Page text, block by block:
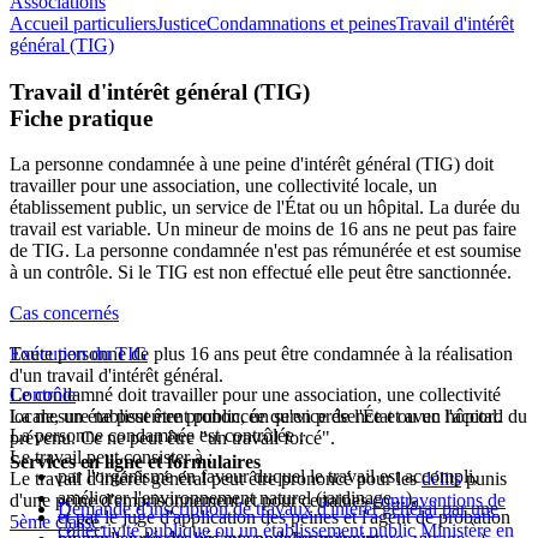
Accueil particuliersJusticeCondamnations et peinesTravail d'intérêt
général (TIG)
Travail d'intérêt général (TIG)
Fiche pratique
La personne condamnée à une peine d'intérêt général (TIG) doit
travailler pour une association, une collectivité locale, un
établissement public, un service de l'État ou un hôpital. La durée du
travail est variable. Un mineur de moins de 16 ans ne peut pas faire
de TIG. La personne condamnée n'est pas rémunérée et est soumise
à un contrôle. Si le TIG est non effectué elle peut être sanctionnée.
Cas concernés
Toute personne de plus 16 ans peut être condamnée à la réalisation
d'un travail d'intérêt général.
La mesure ne peut être prononcée qu'en présence et avec l'accord du
prévenu. Ce ne peut être "un travail forcé".
Le travail d'intérêt général peut être prononcé pour lesdélitspunis
d'une peine d'emprisonnement et pour certainescontraventions de
5ème classe.
Exécution du TIG
Le condamné doit travailler pour une association, une collectivité
locale, un établissement public, un service de l'État ou un hôpital.
Le travail peut consister à :
améliorer l'environnement naturel (jardinage...),
Contrôle
La personne condamnée est contrôlée :
par l'organisme en faveur duquel le travail est accompli,
et par le juge d'application des peines et l'agent de probation
Services en ligne et formulaires
Demande d'inscription de travaux d'intérêt général par une
collectivité publique ou un établissement public Ministère en